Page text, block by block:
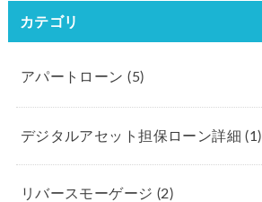
カテゴリ
アパートローン(5)
デジタルアセット担保ローン詳細(1)
リバースモーゲージ (2)